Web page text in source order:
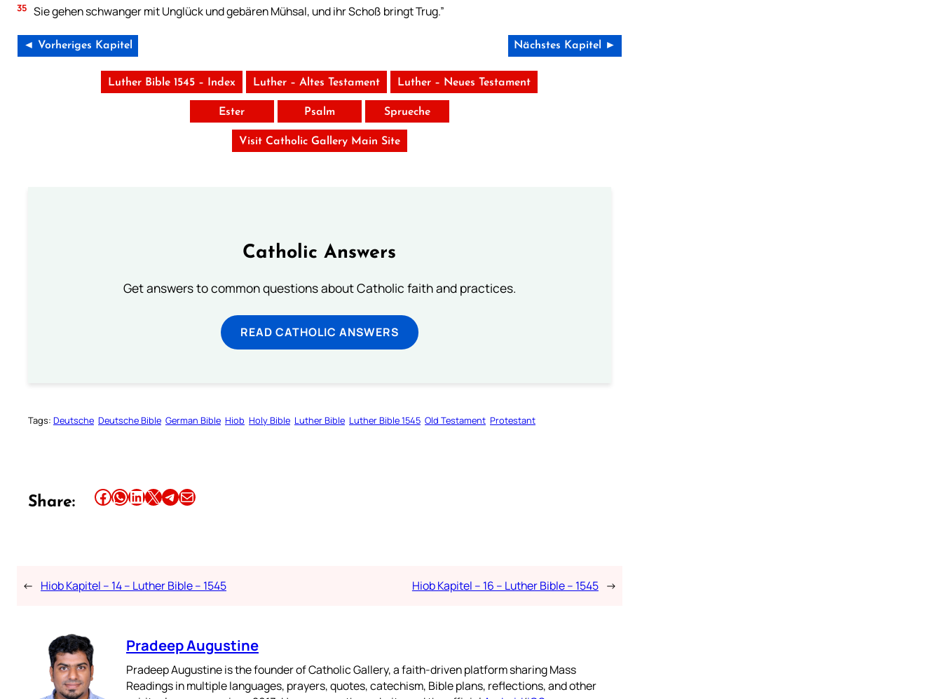
35 Sie gehen schwanger mit Unglück und gebären Mühsal, und ihr Schoß bringt Trug.”
◄ Vorheriges Kapitel Nächstes Kapitel ►
Luther Bible 1545 – Index Luther – Altes Testament Luther – Neues Testament
Ester Psalm Sprueche
Visit Catholic Gallery Main Site
Catholic Answers
Get answers to common questions about Catholic faith and practices.
READ CATHOLIC ANSWERS
Tags: Deutsche Deutsche Bible German Bible Hiob Holy Bible Luther Bible Luther Bible 1545 Old Testament Protestant
Share: Share this article on Facebook Share this article on WhatsApp Share this article on LinkedIn Share this article on X Share this article on TelegramEmail this Article
← Hiob Kapitel – 14 – Luther Bible – 1545 Hiob Kapitel – 16 – Luther Bible – 1545 →
Pradeep Augustine
Pradeep Augustine is the founder of Catholic Gallery, a faith-driven platform sharing Mass
Readings in multiple languages, prayers, quotes, catechism, Bible plans, reflections, and other